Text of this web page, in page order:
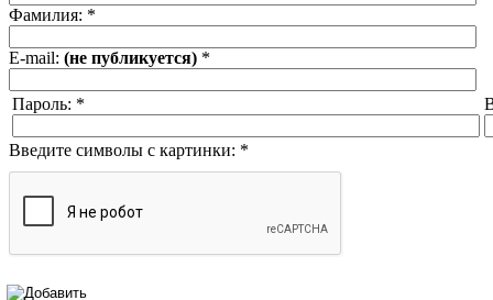
Фамилия: *
E-mail: (не публикуется) *
Пароль: *
Введите символы с картинки: *